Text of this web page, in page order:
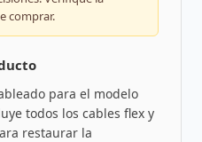
comprar.
para el modelo
todos los cables flex y
restaurar la